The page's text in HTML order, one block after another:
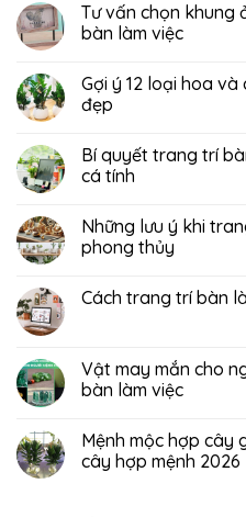
Tư vấn chọn khung
bàn làm việc
Gợi ý 12 loại hoa
đẹp
Bí quyết trang trí
cá tính
Những lưu ý khi
phong thủy
Cách trang trí bàn
Vật may mắn cho
bàn làm việc
Mệnh mộc hợp cây
cây hợp mệnh 2026